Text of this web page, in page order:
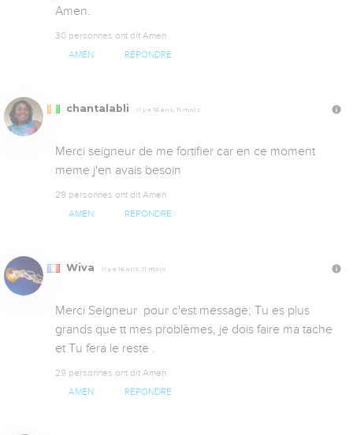
Amen.
30 personnes ont dit Amen
AMEN RÉPONDRE
chantalabli Il y a 16 ans, 11 mois
Merci seigneur de me fortifier car en ce moment
meme j'en avais besoin
29 personnes ont dit Amen
AMEN RÉPONDRE
Wiva Il y a 16 ans, 11 mois
Merci Seigneur  pour c'est message; Tu es plus
grands que tt mes problèmes, je dois faire ma tache
et Tu fera le reste .
29 personnes ont dit Amen
AMEN RÉPONDRE